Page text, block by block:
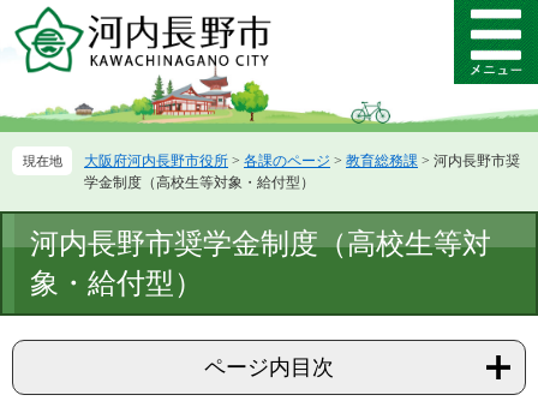
ー
先
ニ
を
て
メ
ニ
ー
大阪府河内長野市役所 > 各課のページ > 教育総務課 > 河内長野市奨
学金制度（高校生等対象・給付型）
文
河内長野市奨学金制度（高校生等対
象・給付型）
ページ内目次